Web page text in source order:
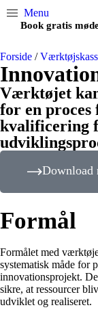
Book gratis
Menu
Forside /
Værktøjet
for en proces
kvalificering
Download
Formål
Formålet med
systematisk måde for
innovationsprojekt.
sikre, at ressourcer
udviklet og realiseret.